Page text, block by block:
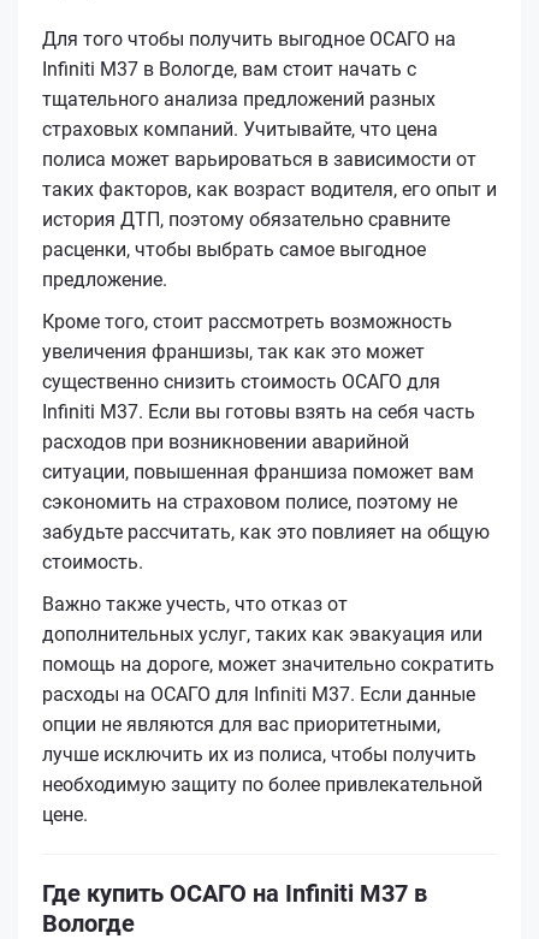
Для того чтобы получить выгодное ОСАГО на
Infiniti M37 в Вологде, вам стоит начать с
тщательного анализа предложений разных
страховых компаний. Учитывайте, что цена
полиса может варьироваться в зависимости от
таких факторов, как возраст водителя, его опыт и
история ДТП, поэтому обязательно сравните
расценки, чтобы выбрать самое выгодное
предложение.
Кроме того, стоит рассмотреть возможность
увеличения франшизы, так как это может
существенно снизить стоимость ОСАГО для
Infiniti M37. Если вы готовы взять на себя часть
расходов при возникновении аварийной
ситуации, повышенная франшиза поможет вам
сэкономить на страховом полисе, поэтому не
забудьте рассчитать, как это повлияет на общую
стоимость.
Важно также учесть, что отказ от
дополнительных услуг, таких как эвакуация или
помощь на дороге, может значительно сократить
расходы на ОСАГО для Infiniti M37. Если данные
опции не являются для вас приоритетными,
лучше исключить их из полиса, чтобы получить
необходимую защиту по более привлекательной
цене.
Где купить ОСАГО на Infiniti M37 в
Вологде